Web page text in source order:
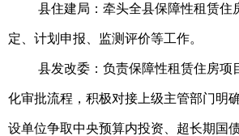
县住建局：牵头全县保障性租赁住
定、计划申报、监测评价等工作。
县发改委：负责保障性租赁住房项
化审批流程，积极对接上级主管部门明
设单位争取中央预算内投资、超长期国